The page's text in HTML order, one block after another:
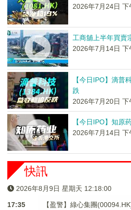
2026年7月24日 下
工商舖上半年買賣
2026年7月14日 下
【今日IPO】滴普
跌
2026年7月20日 下
【今日IPO】知原
2026年7月14日 下
快訊
2026年8月9日 星期天 12:18:00
17:35
【盈警】綠心集團